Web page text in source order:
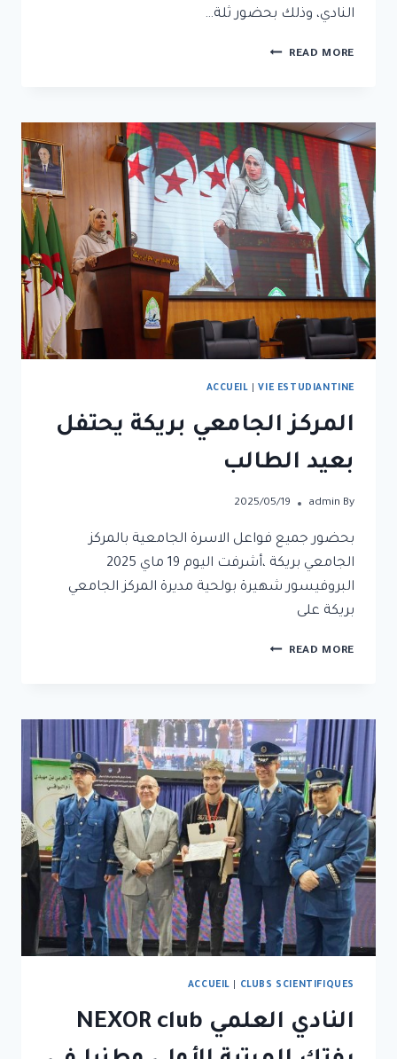
النادي، وذلك بحضور ثلة…
READ MORE
ACCUEIL |VIE ESTUDIANTINE
المركز الجامعي بريكة يحتفل
بعيد الطالب
By
admin
2025/05/19
بحضور جميع فواعل الاسرة الجامعية بالمركز
الجامعي بريكة ،أشرفت اليوم 19 ماي 2025
البروفيسور شهيرة بولحية مديرة المركز الجامعي
بريكة على
READ MORE
ACCUEIL CLUBS SCIENTIFIQUES
النادي العلمي NEXOR club